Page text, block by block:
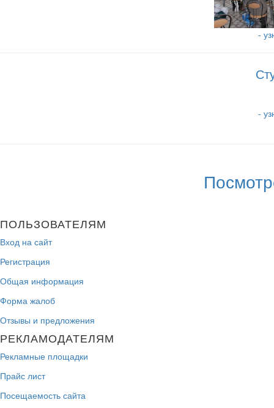
-
-
ПОЛЬЗОВАТЕЛЯМ
Вход на сайт
Регистрация
Общая информация
Форма жалоб
Отзывы и предложения
РЕКЛАМОДАТЕЛЯМ
Рекламные площадки
Прайс лист
Посещаемость сайта